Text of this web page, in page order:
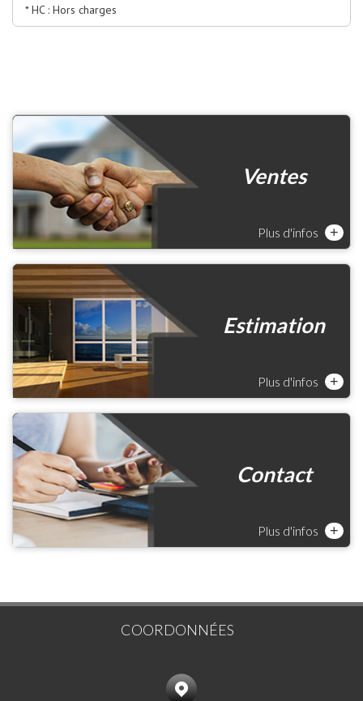
* HC : Hors charges
Ventes
Plus d'infos +
Estimation
Plus d'infos +
Contact
Plus d'infos +
COORDONNÉES